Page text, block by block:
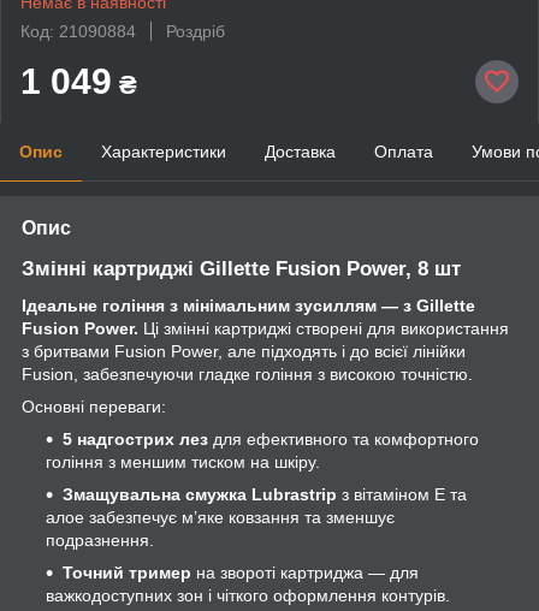
Код: 21090884
Роздріб
1 049 ₴
Опис Характеристики Доставка Оплата Умови
Опис
Змінні картриджі Gillette Fusion Power, 8 шт
Ідеальне гоління з мінімальним зусиллям — з Gillette
Fusion Power. Ці змінні картриджі створені для використання
з бритвами Fusion Power, але підходять і до всієї лінійки
Fusion, забезпечуючи гладке гоління з високою точністю.
Основні переваги:
5 надгострих лез для ефективного та комфортного
гоління з меншим тиском на шкіру.
Змащувальна смужка Lubrastrip з вітаміном Е та
алое забезпечує м’яке ковзання та зменшує
подразнення.
Точний тример на звороті картриджа — для
важкодоступних зон і чіткого оформлення контурів.